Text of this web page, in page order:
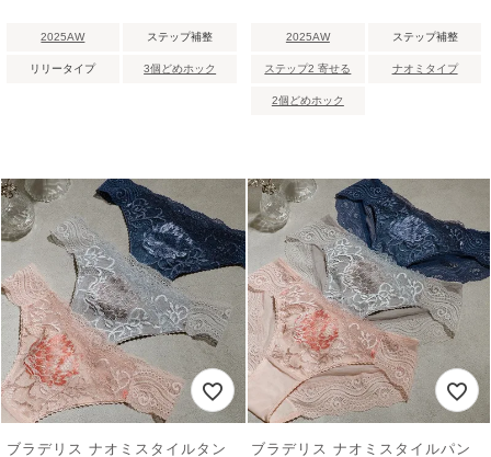
2025AW ステップ補整
リリータイプ 3個どめホック
2025AW ステップ補整
ステップ2 寄せる ナオミタイプ
2個どめホック
ブラデリス ナオミスタイルタン
ブラデリス ナオミスタイルパン